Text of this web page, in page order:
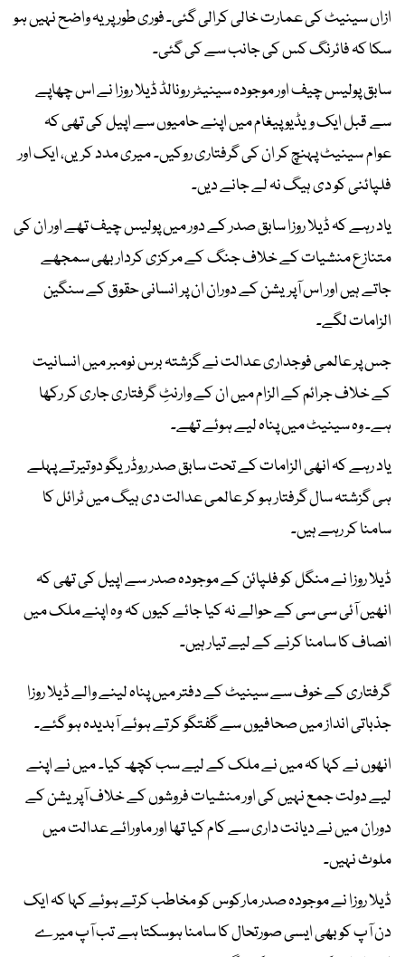
ازاں سینیٹ کی عمارت خالی کرالی گئی۔ فوری طور پر یہ واضح نہیں ہو
سکا کہ فائرنگ کس کی جانب سے کی گئی۔
سابق پولیس چیف اور موجودہ سینیٹر رونالڈ ڈیلا روزا نے اس چھاپے
سے قبل ایک ویڈیو پیغام میں اپنے حامیوں سے اپیل کی تھی کہ
عوام سینیٹ پہنچ کر ان کی گرفتاری روکیں۔ میری مدد کریں، ایک اور
فلپائنی کو دی ہیگ نہ لے جانے دیں۔
یاد رہے کہ ڈیلا روزا سابق صدر کے دور میں پولیس چیف تھے اور ان کی
متنازع منشیات کے خلاف جنگ کے مرکزی کردار بھی سمجھے
جاتے ہیں اور اس آپریشن کے دوران ان پر انسانی حقوق کے سنگین
الزامات لگے۔
جس پر عالمی فوجداری عدالت نے گزشتہ برس نومبر میں انسانیت
کے خلاف جرائم کے الزام میں ان کے وارنٹِ گرفتاری جاری کر رکھا
ہے۔ وہ سینیٹ میں پناہ لیے ہوئے تھے۔
یاد رہے کہ انھی الزامات کے تحت سابق صدر روڈریگو دوتیرتے پہلے
ہی گزشتہ سال گرفتار ہو کر عالمی عدالت دی ہیگ میں ٹرائل کا
سامنا کر رہے ہیں۔
ڈیلا روزا نے منگل کو فلپائن کے موجودہ صدر سے اپیل کی تھی کہ
انھیں آئی سی سی کے حوالے نہ کیا جائے کیوں کہ وہ اپنے ملک میں
انصاف کا سامنا کرنے کے لیے تیار ہیں۔
گرفتاری کے خوف سے سینیٹ کے دفتر میں پناہ لینے والے ڈیلا روزا
جذباتی انداز میں صحافیوں سے گفتگو کرتے ہوئے آبدیدہ ہو گئے۔
انھوں نے کہا کہ میں نے ملک کے لیے سب کچھ کیا۔ میں نے اپنے
لیے دولت جمع نہیں کی اور منشیات فروشوں کے خلاف آپریشن کے
دوران میں نے دیانت داری سے کام کیا تھا اور ماورائے عدالت میں
ملوث نہیں۔
ڈیلا روزا نے موجودہ صدر مارکوس کو مخاطب کرتے ہوئے کہا کہ ایک
دن آپ کو بھی ایسی صورتحال کا سامنا ہوسکتا ہے تب آپ میرے